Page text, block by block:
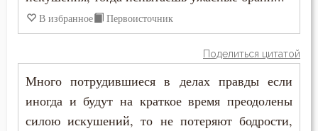
Забота
Серафим Саровский
Тихон Задонский
Феогност
В избранное Первоисточник
Поделиться цитатой
Много потрудившиеся в делах правды если
иногда и будут на краткое время преодолены
силою искушений, то не потеряют бодрости,